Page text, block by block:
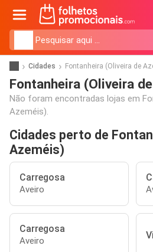
Cidades Fontanheira (Oliveira de
Fontanheira (Oliveira
Não foram encontradas lojas em
Azeméis).
Cidades perto de
Azeméis)
Carregosa
Aveiro
Carregosa
Aveiro